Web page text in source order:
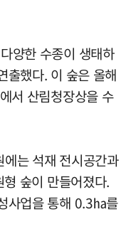
양한 수종이 생태하
출했다. 이 숲은 올해
서 산림청장상을 수
는 석재 전시공간과
숲이 만들어졌다.
사업을 통해 0.3㏊를